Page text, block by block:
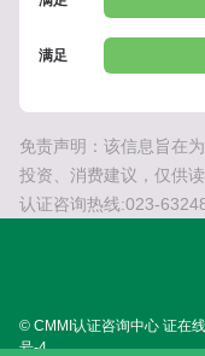
满足
免责声明：该信息旨在
投资、消费建议，仅供
认证咨询热线:023-
© CMMI认证咨询中心 证在
号-4